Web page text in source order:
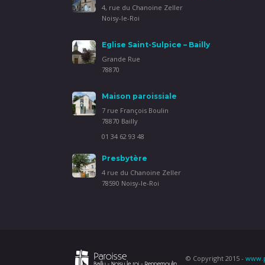
4, rue du Chanoine Zeller
Noisy-le-Roi
Eglise Saint-Sulpice – Bailly
Grande Rue
78870
Maison paroissiale
7 rue François Boulin
78870 Bailly
01 34 62 93 48
Presbytère
4 rue du Chanoine Zeller
78590 Noisy-le-Roi
© Copyright 2015 -